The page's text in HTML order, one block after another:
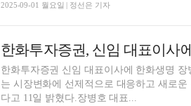
2025-09-01 월요일 | 정선은 기자
한화투자증권, 신임 대표이사
한화투자증권 신임 대표이사에 한화생명
는 시장변화에 선제적으로 대응하고 새로
다고 11일 밝혔다.장병호 대표...